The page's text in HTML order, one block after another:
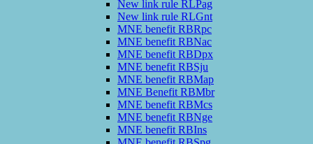
New link rule RLPag
New link rule RLGnt
MNE benefit RBRpc
MNE benefit RBNac
MNE benefit RBDpx
MNE benefit RBSju
MNE benefit RBMap
MNE Benefit RBMbr
MNE benefit RBMcs
MNE benefit RBNge
MNE benefit RBIns